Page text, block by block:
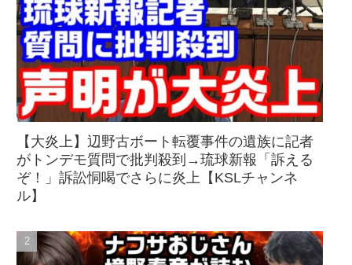
【大炎上】辺野古ボート転覆事件の遺族に記者
がトンデモ質問で批判殺到→琉球新報「訴える
ぞ！」訴訟恫喝でさらに炎上【KSLチャンネ
ル】